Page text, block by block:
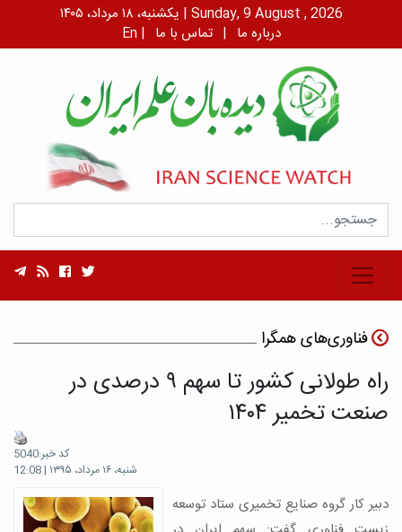
یکشنبه، ۱۸ مرداد، ۱۴۰۵ | Sunday, 9 August , 2026
En | درباره ما | تماس با ما
فناوری‌های همگرا
راه طولانی کشور تا سهم ۹ درصدی در
صنعت تخمیر ۱۴۰۴
کد خبر:5040
شنبه، ۱۶ مرداد، ۱۳۹۵ | 12:08
دبیر کار گروه صنایع تخمیری ستاد توسعه